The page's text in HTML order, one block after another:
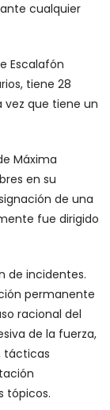
cualquier
Escalafón
tiene 28
vez que tiene un
Máxima
en su
de una
fue dirigido
de incidentes.
permanente
racional del
de la fuerza,
tácticas
tópicos.